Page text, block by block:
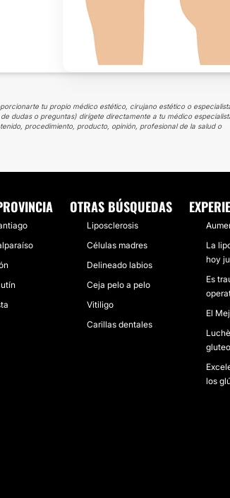
tu propio médico estético, cirujano estético o
dudas o preguntas) dirígete directamente a tu médico
procedimiento, producto, opinión, profesional de la salud o
OTRAS BÚSQUEDAS
Liposclerosis
Células madres
Delineado labios
Ceja pelo a pelo
Vitiligo
Carillas dentales
La
hoy
Es
El
los